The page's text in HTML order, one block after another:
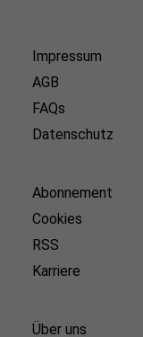
Impressum
AGB
FAQs
Datenschutz
Abonnement
Cookies
RSS
Karriere
Über uns